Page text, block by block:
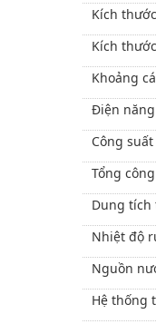
Kích
Kích
Điện năng
Công
Tổng
Dung
Nhiệt độ
Nguồn
Hệ thống